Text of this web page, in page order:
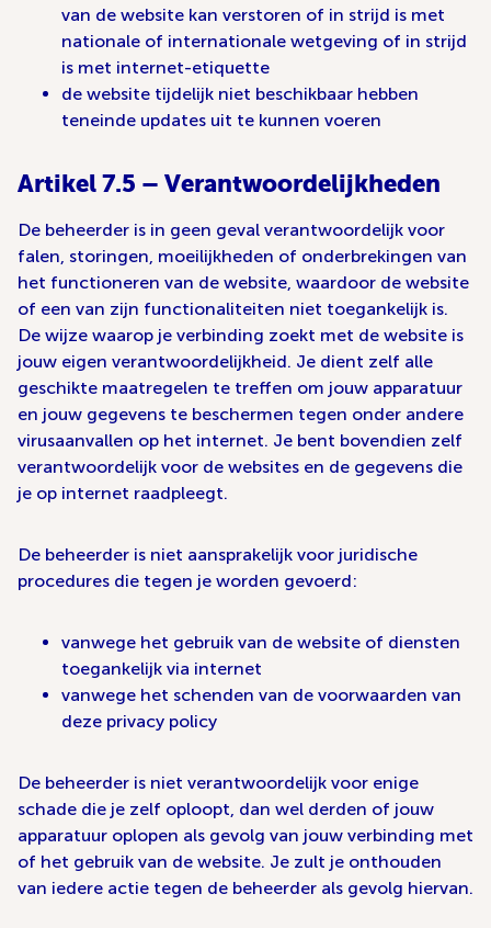
van de website kan verstoren of in strijd is met
nationale of internationale wetgeving of in strijd
is met internet-etiquette
de website tijdelijk niet beschikbaar hebben
teneinde updates uit te kunnen voeren
Artikel 7.5 – Verantwoordelijkheden
De beheerder is in geen geval verantwoordelijk voor
falen, storingen, moeilijkheden of onderbrekingen van
het functioneren van de website, waardoor de website
of een van zijn functionaliteiten niet toegankelijk is.
De wijze waarop je verbinding zoekt met de website is
jouw eigen verantwoordelijkheid. Je dient zelf alle
geschikte maatregelen te treffen om jouw apparatuur
en jouw gegevens te beschermen tegen onder andere
virusaanvallen op het internet. Je bent bovendien zelf
verantwoordelijk voor de websites en de gegevens die
je op internet raadpleegt.
De beheerder is niet aansprakelijk voor juridische
procedures die tegen je worden gevoerd:
vanwege het gebruik van de website of diensten
toegankelijk via internet
vanwege het schenden van de voorwaarden van
deze privacy policy
De beheerder is niet verantwoordelijk voor enige
schade die je zelf oploopt, dan wel derden of jouw
apparatuur oplopen als gevolg van jouw verbinding met
of het gebruik van de website. Je zult je onthouden
van iedere actie tegen de beheerder als gevolg hiervan.